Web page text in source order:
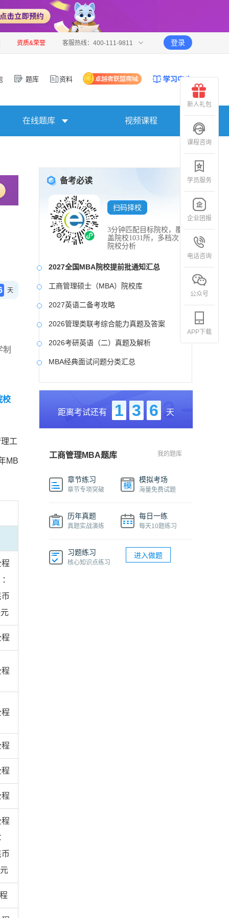
资质&荣誉 客服热线：400-111-9811 登录
题库 资料
在线题库 视频课程
天
校
工
MB
备考必读
扫码择校
3分钟匹配目标院校，覆
盖院校1031所，多档次
院校分析
2027全国MBA院校提前批通知汇总
工商管理硕士（MBA）院校库
2027英语二备考攻略
2026管理类联考综合能力真题及答案
2026考研英语（二）真题及解析
MBA经典面试问题分类汇总
2017-2025近九年各科真题及详细解析
考研英语（二）试题库
2027写作备考攻略
距离考试还有 1 3 6 天
工商管理MBA题库 我的题库
章节练习
章节专项突破
模拟考场
海量免费试题
历年真题
真题实战演练
每日一练
每天10题练习
习题练习
核心知识点练习
进入做题
新人礼包
课程咨询
学员服务
企业团报
电话咨询
公众号
APP下载